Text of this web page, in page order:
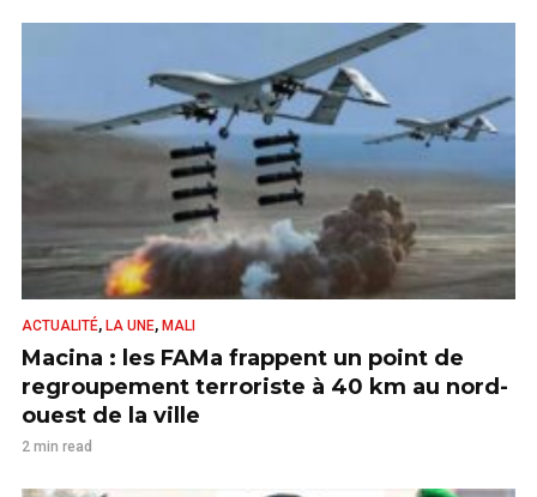
ACTUALITÉ, LA UNE, MALI
Macina : les FAMa frappent un point de
regroupement terroriste à 40 km au nord-
ouest de la ville
2 min read